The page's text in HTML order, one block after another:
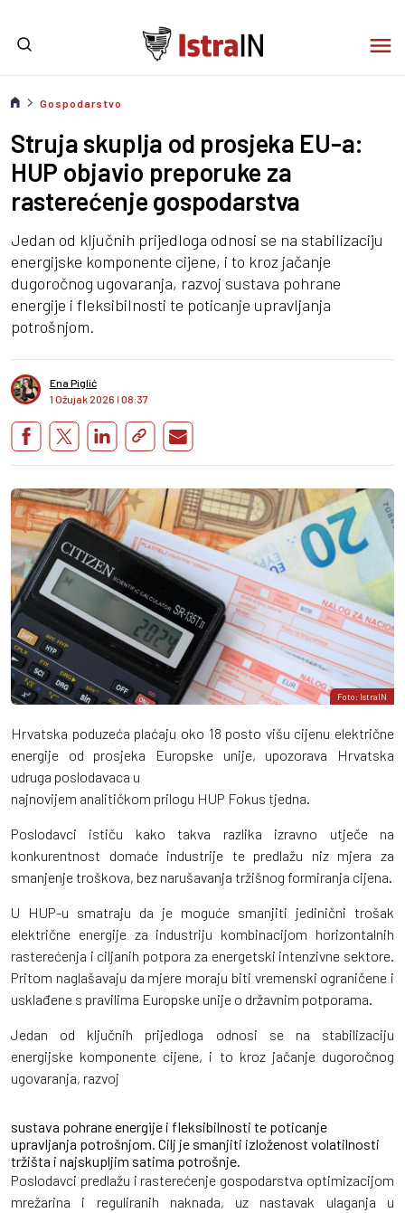
Gospodarstvo
Struja skuplja od prosjeka EU-a:
HUP objavio preporuke za
rasterećenje gospodarstva
Jedan od ključnih prijedloga odnosi se na stabilizaciju
energijske komponente cijene, i to kroz jačanje
dugoročnog ugovaranja, razvoj sustava pohrane
energije i fleksibilnosti te poticanje upravljanja
potrošnjom.
Ena Piglić
1 Ožujak 2026 I 08:37
Foto: IstraIN
Hrvatska poduzeća plaćaju oko 18 posto višu cijenu električne
energije od prosjeka Europske unije, upozorava Hrvatska
udruga poslodavaca u
najnovijem analitičkom prilogu HUP Fokus tjedna.
Poslodavci ističu kako takva razlika izravno utječe na
konkurentnost domaće industrije te predlažu niz mjera za
smanjenje troškova, bez narušavanja tržišnog formiranja cijena.
U HUP-u smatraju da je moguće smanjiti jedinični trošak
električne energije za industriju kombinacijom horizontalnih
rasterećenja i ciljanih potpora za energetski intenzivne sektore.
Pritom naglašavaju da mjere moraju biti vremenski ograničene i
usklađene s pravilima Europske unije o državnim potporama.
Jedan od ključnih prijedloga odnosi se na stabilizaciju
energijske komponente cijene, i to kroz jačanje dugoročnog
ugovaranja, razvoj
sustava pohrane energije i fleksibilnosti te poticanje
upravljanja potrošnjom. Cilj je smanjiti izloženost volatilnosti
tržišta i najskupljim satima potrošnje.
Poslodavci predlažu i rasterećenje gospodarstva optimizacijom
mrežarina i reguliranih naknada, uz nastavak ulaganja u